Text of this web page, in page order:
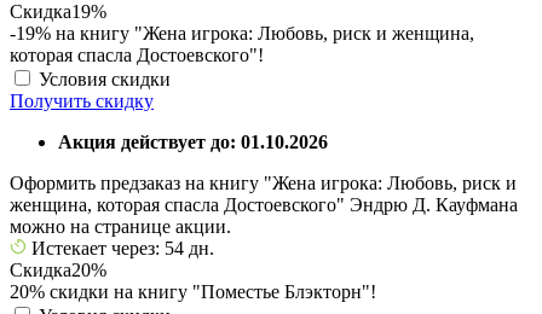
Скидка19%
-19% на книгу "Жена игрока: Любовь, риск и женщина,
которая спасла Достоевского"!
Условия скидки
Получить скидку
Акция действует до: 01.10.2026
Оформить предзаказ на книгу "Жена игрока: Любовь, риск и
женщина, которая спасла Достоевского" Эндрю Д. Кауфмана
можно на странице акции.
Истекает через: 54 дн.
Скидка20%
20% скидки на книгу "Поместье Блэкторн"!